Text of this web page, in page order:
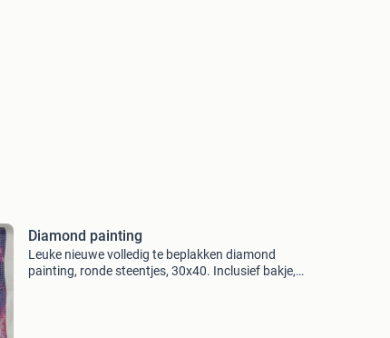
Diamond painting
Leuke nieuwe volledig te beplakken diamond
painting, ronde steentjes, 30x40. Inclusief bakje,